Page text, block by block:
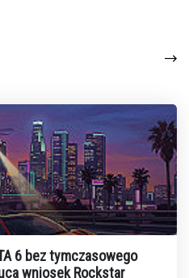
6 bez tymczasowego
wniosek Rockstar